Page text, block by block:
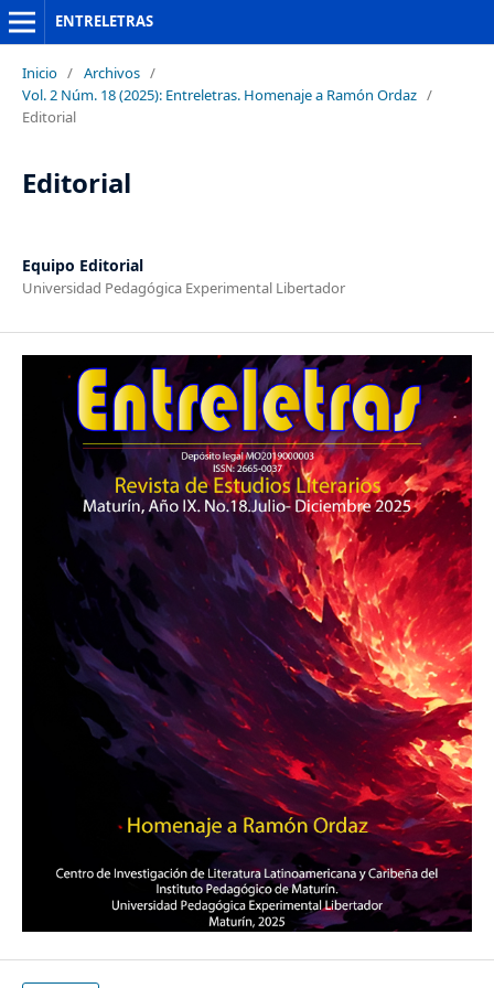
ENTRELETRAS
Inicio / Archivos /
Vol. 2 Núm. 18 (2025): Entreletras. Homenaje a Ramón Ordaz /
Editorial
Editorial
Equipo Editorial
Universidad Pedagógica Experimental Libertador